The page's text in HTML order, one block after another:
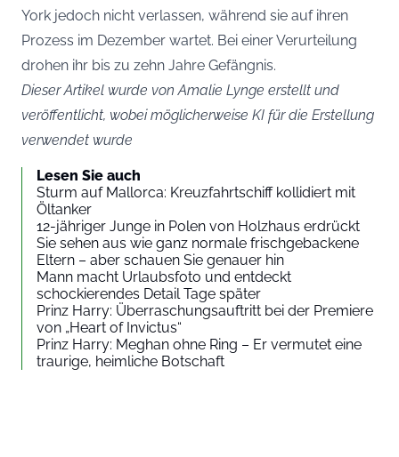
York jedoch nicht verlassen, während sie auf ihren
Prozess im Dezember wartet. Bei einer Verurteilung
drohen ihr bis zu zehn Jahre Gefängnis.
Dieser Artikel wurde von Amalie Lynge erstellt und
veröffentlicht, wobei möglicherweise KI für die Erstellung
verwendet wurde
Lesen Sie auch
Sturm auf Mallorca: Kreuzfahrtschiff kollidiert mit
Öltanker
12-jähriger Junge in Polen von Holzhaus erdrückt
Sie sehen aus wie ganz normale frischgebackene
Eltern – aber schauen Sie genauer hin
Mann macht Urlaubsfoto und entdeckt
schockierendes Detail Tage später
Prinz Harry: Überraschungsauftritt bei der Premiere
von „Heart of Invictus“
Prinz Harry: Meghan ohne Ring – Er vermutet eine
traurige, heimliche Botschaft